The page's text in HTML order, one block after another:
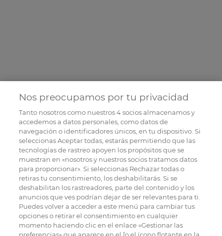
Nos preocupamos por tu privacidad
Tanto nosotros como nuestros4socios almacenamos y
accedemos a datos personales, como datos de
navegación o identificadores únicos, en tu dispositivo. Si
seleccionas Aceptar todas, estarás permitiendo que las
tecnologías de rastreo apoyen los propósitos que se
muestran en «nosotros y nuestros socios tratamos datos
para proporcionar». Si seleccionas Rechazar todas o
retiras tu consentimiento, los deshabilitarás. Si se
deshabilitan los rastreadores, parte del contenido y los
anuncios que ves podrían dejar de ser relevantes para ti.
Puedes volver a acceder a este menú para cambiar tus
opciones o retirar el consentimiento en cualquier
momento haciendo clic en el enlace «Gestionar las